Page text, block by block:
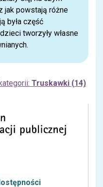
jak powstają różne
była część
tworzyły własne
Truskawki (14)